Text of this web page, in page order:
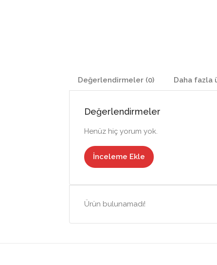
Değerlendirmeler (0) Daha fazla
Değerlendirmeler
Henüz hiç yorum yok.
İnceleme Ekle
Ürün bulunamadı!